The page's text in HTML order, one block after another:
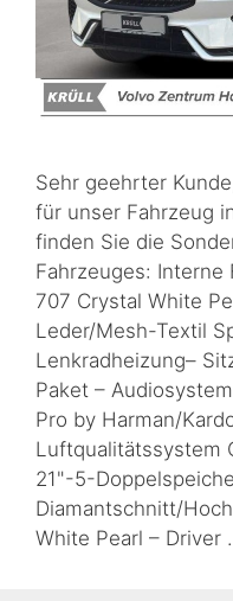
Sehr geehrter
für unser Fahrzeug
finden Sie die
Fahrzeuges: Interne
707 Crystal White
Leder/Mesh-Textil
Lenkradheizung–
Paket –
Pro by Harman/
Luftqualitätssystem
21"-5-
Diamantschnitt/
White Pearl – Driver